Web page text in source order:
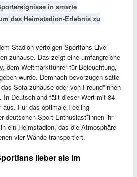
in smarte
das Heimstadion-Erlebnis zu
Stadion verfolgen Sportfans Live-
zuhause. Das zeigt eine umfangreiche
dem Weltmarktführer für Beleuchtung,
wurde. Demnach bevorzugen satte
Sofa zuhause oder von Freund*innen
In Deutschland fällt dieser Wert mit 84
aus. Für das optimale Feeling
deutschen Sport-Enthusiast*innen ihr
ein Heimstadion, das die Atmosphäre
vier Wände transportiert.
lieber als im